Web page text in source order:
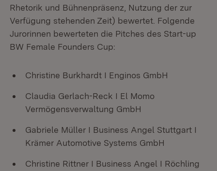
Rhetorik und Bühnenpräsenz, Nutzung der zur
Verfügung stehenden Zeit) bewertet. Folgende
Jurorinnen bewerteten die Pitches des Start-up
BW Female Founders Cup:
Christine Burkhardt I Enginos GmbH
Claudia Gerlach-Reck I El Momo
Vermögensverwaltung GmbH
Gabriele Müller I Business Angel Stuttgart I
Krämer Automotive Systems GmbH
Christine Rittner I Business Angel I Röchling